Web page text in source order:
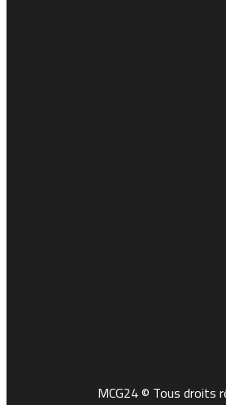
MCG24 © Tous droits